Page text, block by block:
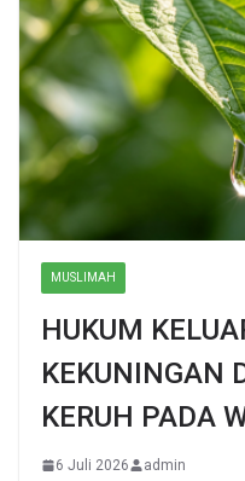
MUSLIMAH
HUKUM
KEKUNINGAN
KERUH PADA
6 Juli 2026 admin